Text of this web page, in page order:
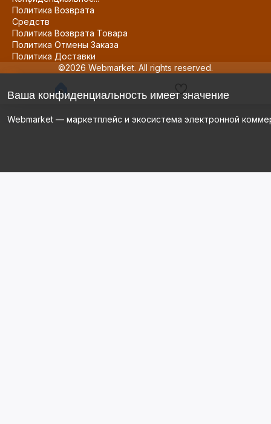
Политика Возврата
Средств
Политика Возврата Товара
Политика Отмены Заказа
Политика Доставки
©2026 Webmarket. All rights reserved.
Ваша конфиденциальность имеет значение
Webmarket — маркетплейс и экосистема электронной